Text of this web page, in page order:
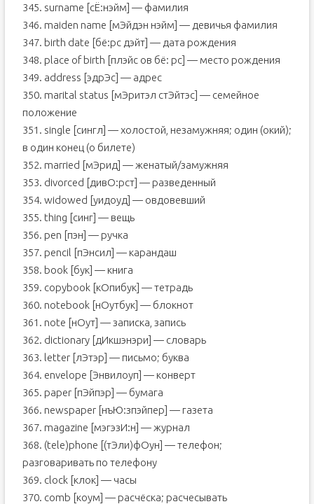
345. surname [сЁ:нэйм] — фамилия
346. maiden name [мЭйдэн нэйм] — девичья фамилия
347. birth date [бё:рс дэйт] — дата рождения
348. place of birth [плэйс ов бё: рс] — место рождения
349. address [эдрЭс] — адрес
350. marital status [мЭритэл стЭйтэс] — семейное
положение
351. single [сингл] — холостой, незамужняя; один (окий);
в один конец (о билете)
352. married [мЭрид] — женатый/замужняя
353. divorced [дивО:рст] — разведенный
354. widowed [уидоуд] — овдовевший
355. thing [синг] — вещь
356. pen [пэн] — ручка
357. pencil [пЭнсил] — карандаш
358. book [бук] — книга
359. copybook [кОпибук] — тетрадь
360. notebook [нОутбук] — блокнот
361. note [нОут] — записка, запись
362. dictionary [дИкшэнэри] — словарь
363. letter [лЭтэр] — письмо; буква
364. envelope [Энвилоуп] — конверт
365. paper [пЭйпэр] — бумага
366. newspaper [нъЮ:зпэйпер] — газета
367. magazine [мэгэзИ:н] — журнал
368. (tele)phone [(тЭли)фОун] — телефон;
разговаривать по телефону
369. clock [клок] — часы
370. comb [коум] — расчёска; расчесывать